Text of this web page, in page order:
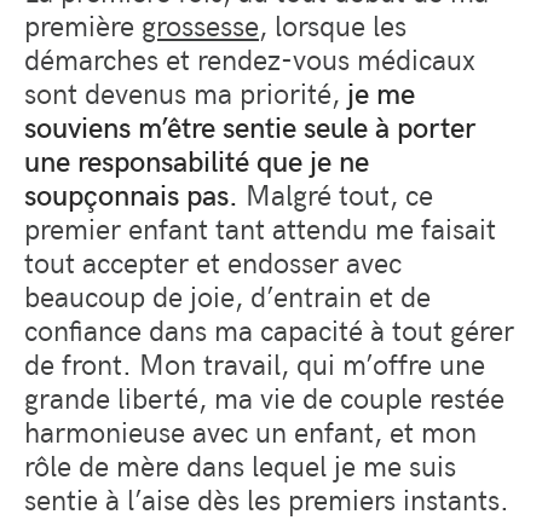
première grossesse, lorsque les
démarches et rendez-vous médicaux
sont devenus ma priorité, je me
souviens m’être sentie seule à porter
une responsabilité que je ne
soupçonnais pas. Malgré tout, ce
premier enfant tant attendu me faisait
tout accepter et endosser avec
beaucoup de joie, d’entrain et de
confiance dans ma capacité à tout gérer
de front. Mon travail, qui m’offre une
grande liberté, ma vie de couple restée
harmonieuse avec un enfant, et mon
rôle de mère dans lequel je me suis
sentie à l’aise dès les premiers instants.